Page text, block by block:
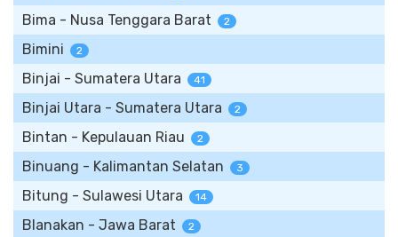
Bima - Nusa Tenggara Barat 2
Bimini 2
Binjai - Sumatera Utara 41
Binjai Utara - Sumatera Utara 2
Bintan - Kepulauan Riau 2
Binuang - Kalimantan Selatan 3
Bitung - Sulawesi Utara 14
Blanakan - Jawa Barat 2